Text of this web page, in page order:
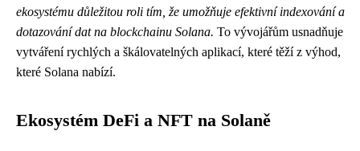
ekosystému důležitou roli tím, že umožňuje efektivní indexování a
dotazování dat na blockchainu Solana. To vývojářům usnadňuje
vytváření rychlých a škálovatelných aplikací, které těží z výhod,
které Solana nabízí.
Ekosystém DeFi a NFT na Solaně